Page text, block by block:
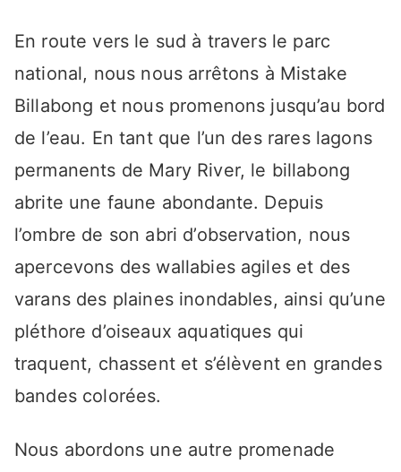
En route vers le sud à travers le parc
national, nous nous arrêtons à Mistake
Billabong et nous promenons jusqu’au bord
de l’eau. En tant que l’un des rares lagons
permanents de Mary River, le billabong
abrite une faune abondante. Depuis
l’ombre de son abri d’observation, nous
apercevons des wallabies agiles et des
varans des plaines inondables, ainsi qu’une
pléthore d’oiseaux aquatiques qui
traquent, chassent et s’élèvent en grandes
bandes colorées.
Nous abordons une autre promenade